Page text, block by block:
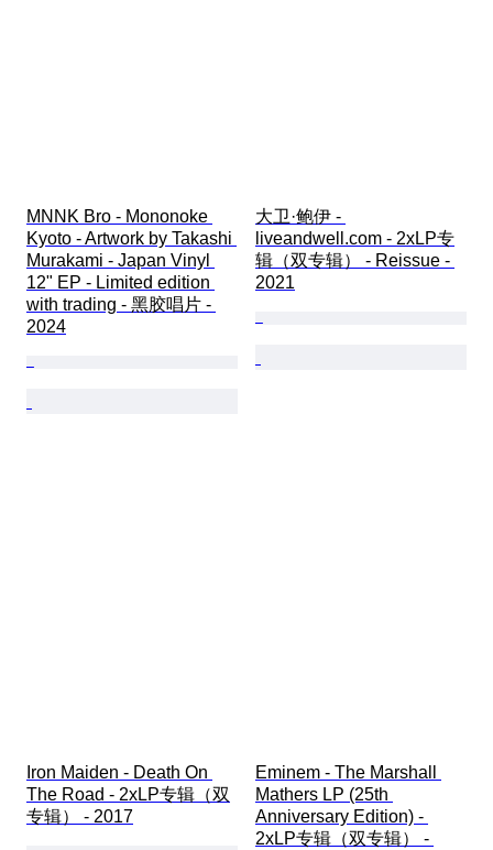
MNNK Bro - Mononoke
Kyoto - Artwork by Takashi
Murakami - Japan Vinyl
12" EP - Limited edition
with trading - 黑胶唱片 -
2024
大卫·鲍伊 -
liveandwell.com - 2xLP专
辑（双专辑） - Reissue -
2021
Iron Maiden - Death On
The Road - 2xLP专辑（双
专辑） - 2017
Eminem - The Marshall
Mathers LP (25th
Anniversary Edition) -
2xLP专辑（双专辑） -